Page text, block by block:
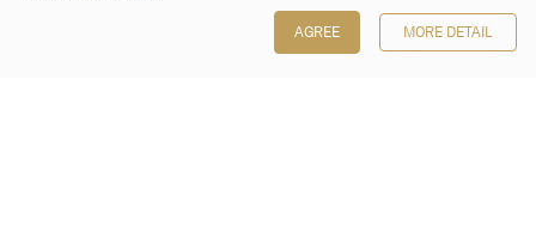
AGREE MORE DETAIL